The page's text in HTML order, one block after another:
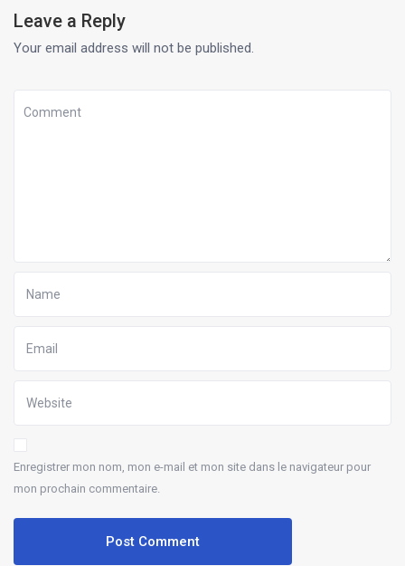
Leave a Reply
Your email address will not be published.
Enregistrer mon nom, mon e-mail et mon site dans le navigateur pour
mon prochain commentaire.